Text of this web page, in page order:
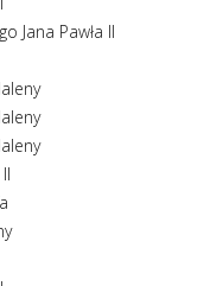
Jana Pawła II